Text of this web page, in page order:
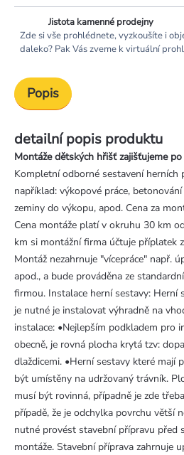
Jistota kamenné prodejny
Zde si vše prohlédnete, vyzkoušíte i
daleko? Pak Vás zveme k virtuální
Popis
detailní popis produktu
Montáže dětských hřišť zajišťujeme po
Kompletní odborné sestavení herních
například: výkopové práce,
zeminy do výkopu, apod. Cena za
Cena montáže platí v okruhu 30 km
km si montážní firma účtuje příplatek
Montáž nezahrnuje "vícepráce" např.
apod., a bude prováděna ze
firmou. Instalace herní sestavy: Herní
je nutné je instalovat výhradně na
instalace: •Nejlepším podkladem pro
obecně, je rovná plocha krytá tzv:
dlaždicemi. •Herní sestavy které mají
být umístěny na udržovaný trávník.
musí být rovinná, případně je zde
případě, že je odchylka povrchu větší
nutné provést stavební přípravu před
montáže. Stavební příprava zahrnuje